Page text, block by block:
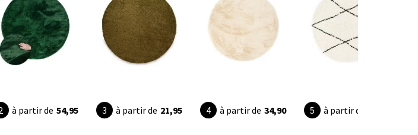
à partir de 54,95 à partir de 21,95 à partir de 34,90 à partir de